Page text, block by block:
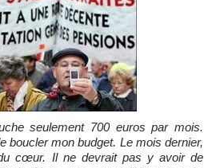
boucler mon budget. Le mois dernier,
cœur. Il ne devrait pas y avoir de